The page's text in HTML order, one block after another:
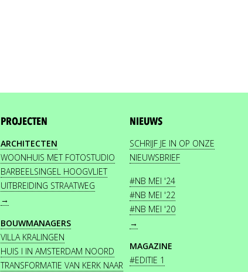
PROJECTEN
ARCHITECTEN
WOONHUIS MET FOTOSTUDIO
BARBEELSINGEL HOOGVLIET
UITBREIDING STRAATWEG
→
BOUWMANAGERS
VILLA KRALINGEN
HUIS I IN AMSTERDAM NOORD
TRANSFORMATIE VAN KERK NAAR
NIEUWS
SCHRIJF JE IN OP ONZE
NIEUWSBRIEF
#NB MEI '24
#NB MEI '22
#NB MEI '20
→
MAGAZINE
#EDITIE 1